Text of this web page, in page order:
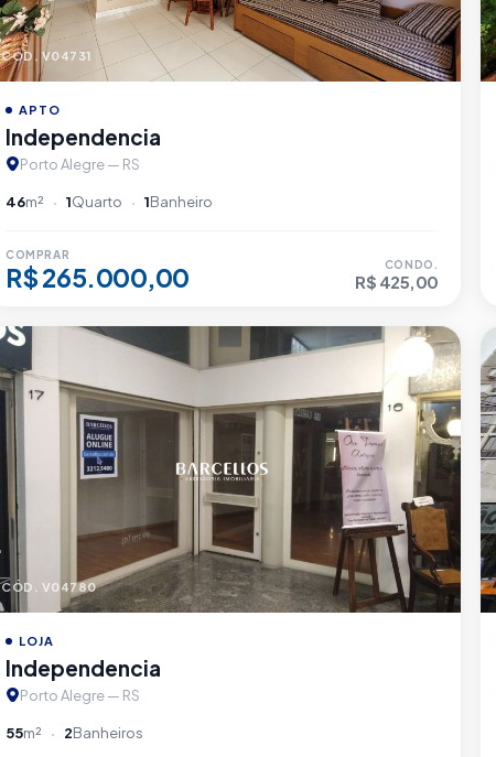
CÓD. V04731
APTO
Independencia
Porto Alegre — RS
46m² 1Quarto 1Banheiro
COMPRAR
R$ 265.000,00 CONDO.
R$ 425,00
CÓD. V04780
LOJA
Independencia
Porto Alegre — RS
55m² 2Banheiros